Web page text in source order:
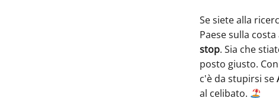
Se siete alla
Paese sulla
stop. Sia che
posto giusto.
c'è da stupirsi se
al celibato.